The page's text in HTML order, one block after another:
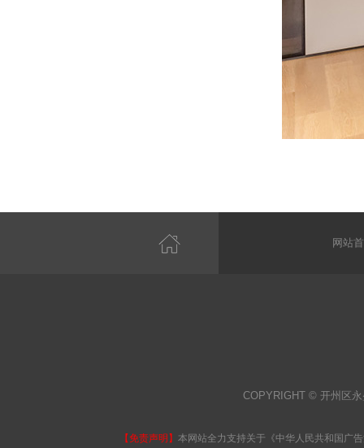
网站
COPYRIGHT © 开州区
【免责声明】 本网站全力支持关于《中华人民共和国广